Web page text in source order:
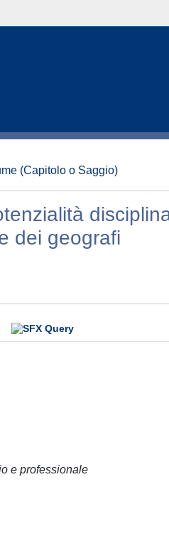
(Capitolo o Saggio)
dei geografi
e professionale